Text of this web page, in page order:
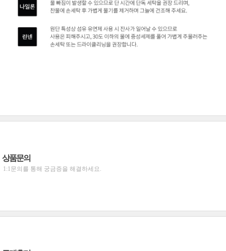
상품문의
1:1문의를 통해 궁금증을 해결하세요.